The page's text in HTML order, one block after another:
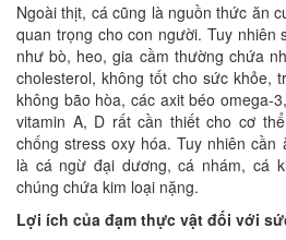
Ngoài thịt, cá cũng là nguồn thức ăn
quan trọng cho con người. Tuy nhiên
như bò, heo, gia cầm thường chứa
cholesterol, không tốt cho sức khỏe,
không bão hòa, các axit béo omega-
vitamin A, D rất cần thiết cho cơ
chống stress oxy hóa. Tuy nhiên
là cá ngừ đại dương, cá nhám, cá
chúng chứa kim loại nặng.
Lợi ích của đạm thực vật đối với